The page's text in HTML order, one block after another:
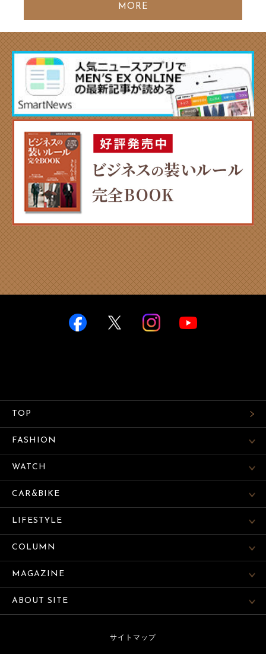
MORE
TOP
FASHION
WATCH
CAR&BIKE
LIFESTYLE
COLUMN
MAGAZINE
ABOUT SITE
サイトマップ